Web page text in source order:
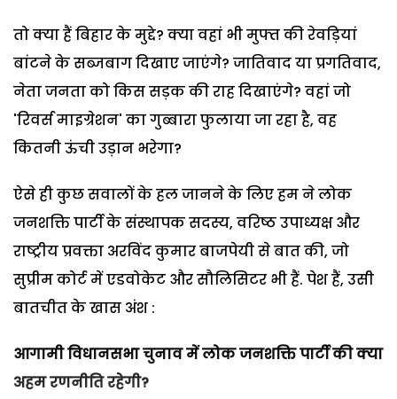
तो क्या हैं बिहार के मुद्दे? क्या वहां भी मुफ्त की रेवड़ियां
बांटने के सब्जबाग दिखाए जाएंगे? जातिवाद या प्रगतिवाद,
नेता जनता को किस सड़क की राह दिखाएंगे? वहां जो
'रिवर्स माइग्रेशन' का गुब्बारा फुलाया जा रहा है, वह
कितनी ऊंची उड़ान भरेगा?
ऐसे ही कुछ सवालों के हल जानने के लिए हम ने लोक
जनशक्ति पार्टी के संस्थापक सदस्य, वरिष्ठ उपाध्यक्ष और
राष्ट्रीय प्रवक्ता अरविंद कुमार बाजपेयी से बात की, जो
सुप्रीम कोर्ट में एडवोकेट और सौलिसिटर भी हैं. पेश हैं, उसी
बातचीत के खास अंश :
आगामी विधानसभा चुनाव में लोक जनशक्ति पार्टी की क्या
अहम रणनीति रहेगी?